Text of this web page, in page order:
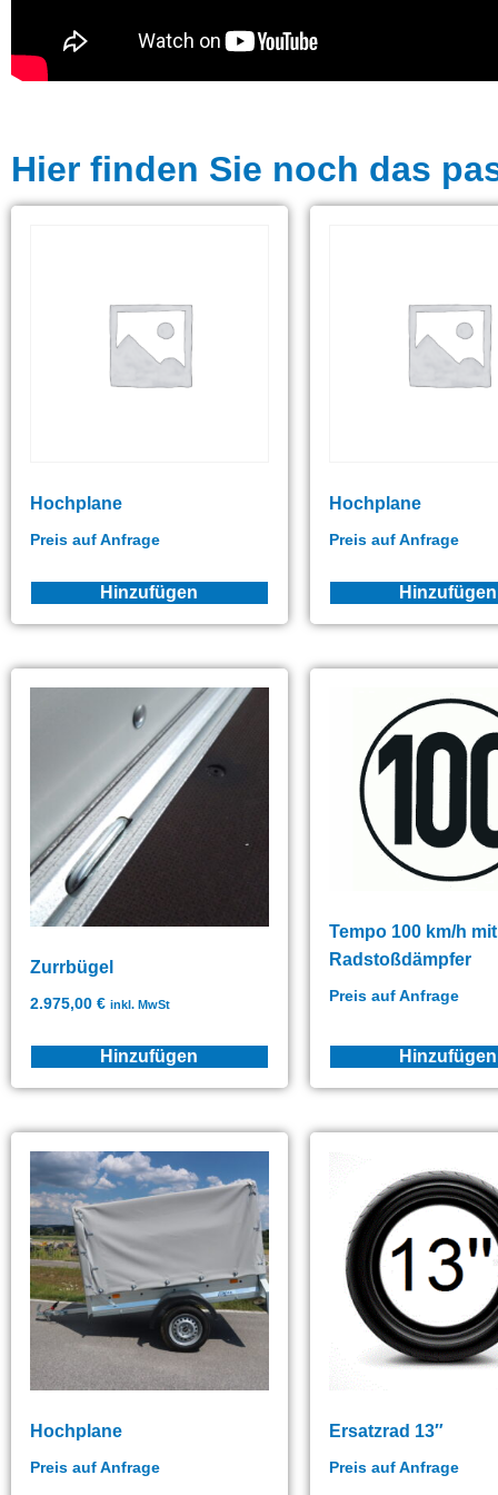
Hier finden Sie noch das
Hochplane
Preis auf Anfrage
Hinzufügen
Hochplane
Preis auf Anfrage
Hinzufügen
Zurrbügel
2.975,00 € inkl. MwSt
Hinzufügen
Tempo 100 km/h mit
Radstoßdämpfer
Preis auf Anfrage
Hinzufügen
Hochplane
Preis auf Anfrage
Ersatzrad 13″
Preis auf Anfrage